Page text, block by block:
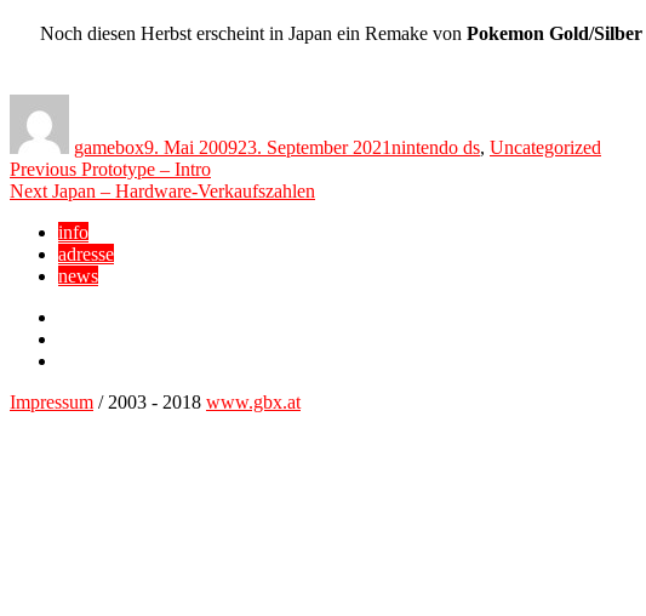
Noch diesen Herbst erscheint in Japan ein Remake von Pokemon Gold/Silber
gamebox9. Mai 200923. September 2021nintendo ds, Uncategorized
Beitragsnavigation
Previous Previous
post:
Prototype – Intro
Next Next
Japan – Hardware-Verkaufszahlen
info
adresse
news
Impressum / 2003 - 2018 www.gbx.at